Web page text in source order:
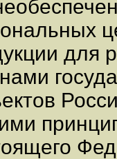
для